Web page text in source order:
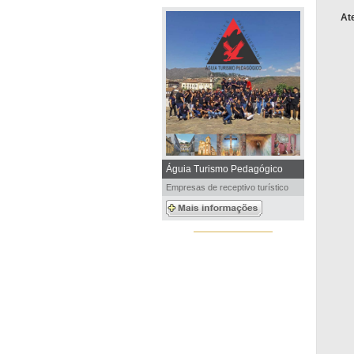
Águia Turismo Pedagógico
Empresas de receptivo turístico